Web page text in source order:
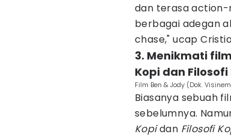
dan terasa action-
berbagai adegan
chase," ucap
3. Menikmati
Kopi dan
Film Ben & Jody (Dok.
Biasanya sebuah
sebelumnya.
Kopidan Filosofi